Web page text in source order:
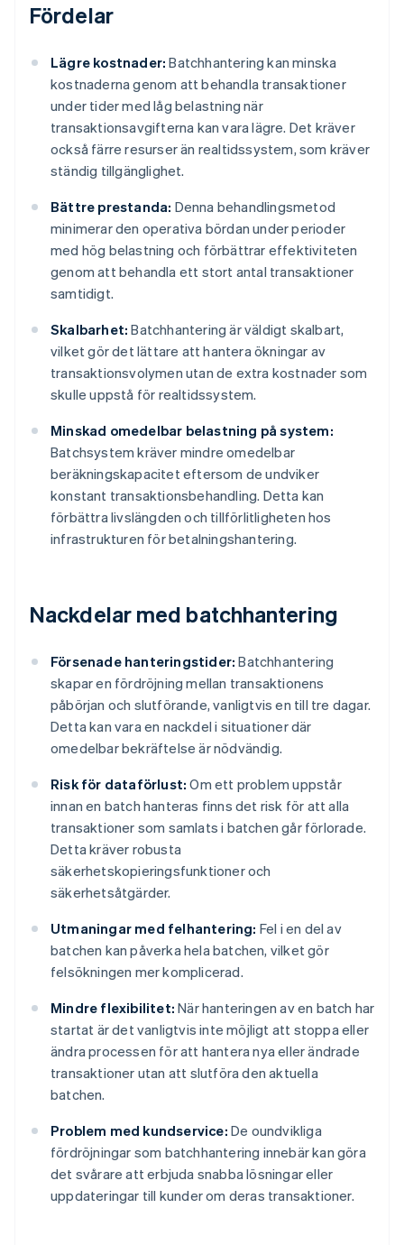
Fördelar
Lägre kostnader: Batchhantering kan minska
kostnaderna genom att behandla transaktioner
under tider med låg belastning när
transaktionsavgifterna kan vara lägre. Det kräver
också färre resurser än realtidssystem, som kräver
ständig tillgänglighet.
Bättre prestanda: Denna behandlingsmetod
minimerar den operativa bördan under perioder
med hög belastning och förbättrar effektiviteten
genom att behandla ett stort antal transaktioner
samtidigt.
Skalbarhet: Batchhantering är väldigt skalbart,
vilket gör det lättare att hantera ökningar av
transaktionsvolymen utan de extra kostnader som
skulle uppstå för realtidssystem.
Minskad omedelbar belastning på system:
Batchsystem kräver mindre omedelbar
beräkningskapacitet eftersom de undviker
konstant transaktionsbehandling. Detta kan
förbättra livslängden och tillförlitligheten hos
infrastrukturen för betalningshantering.
Nackdelar med batchhantering
Försenade hanteringstider: Batchhantering
skapar en fördröjning mellan transaktionens
påbörjan och slutförande, vanligtvis en till tre dagar.
Detta kan vara en nackdel i situationer där
omedelbar bekräftelse är nödvändig.
Risk för dataförlust: Om ett problem uppstår
innan en batch hanteras finns det risk för att alla
transaktioner som samlats i batchen går förlorade.
Detta kräver robusta
säkerhetskopieringsfunktioner och
säkerhetsåtgärder.
Utmaningar med felhantering: Fel i en del av
batchen kan påverka hela batchen, vilket gör
felsökningen mer komplicerad.
Mindre flexibilitet: När hanteringen av en batch har
startat är det vanligtvis inte möjligt att stoppa eller
ändra processen för att hantera nya eller ändrade
transaktioner utan att slutföra den aktuella
batchen.
Problem med kundservice: De oundvikliga
fördröjningar som batchhantering innebär kan göra
det svårare att erbjuda snabba lösningar eller
uppdateringar till kunder om deras transaktioner.